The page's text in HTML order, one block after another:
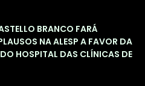
BRANCO FARÁ
NA ALESP A FAVOR DA
HOSPITAL DAS CLÍNICAS DE